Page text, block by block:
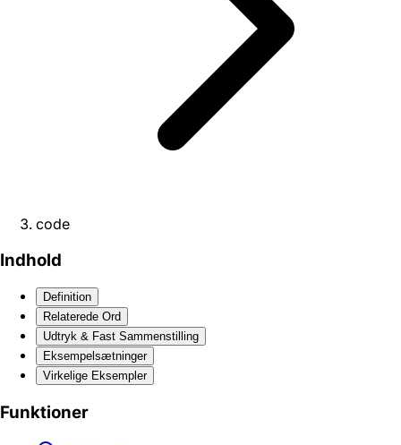
code
Indhold
Definition
Relaterede Ord
Udtryk & Fast Sammenstilling
Eksempelsætninger
Virkelige Eksempler
Funktioner